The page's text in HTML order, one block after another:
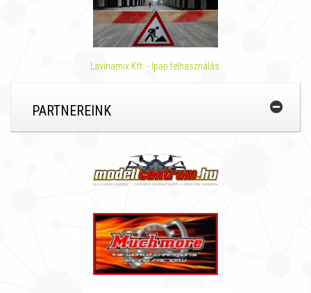
Lavinamix Kft. - Ipari felhasználás
PARTNEREINK